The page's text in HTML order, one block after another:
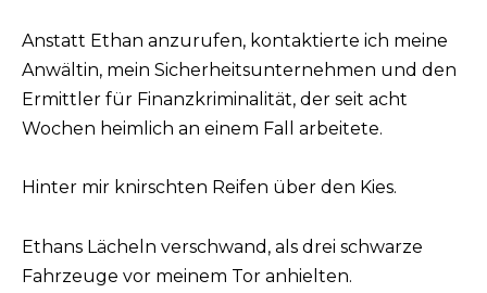
Anstatt Ethan anzurufen, kontaktierte ich meine
Anwältin, mein Sicherheitsunternehmen und den
Ermittler für Finanzkriminalität, der seit acht
Wochen heimlich an einem Fall arbeitete.
Hinter mir knirschten Reifen über den Kies.
Ethans Lächeln verschwand, als drei schwarze
Fahrzeuge vor meinem Tor anhielten.